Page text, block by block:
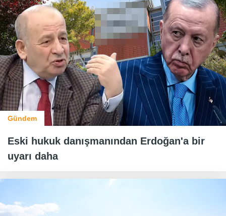
Gündem
Eski hukuk danışmanından Erdoğan'a bir
uyarı daha